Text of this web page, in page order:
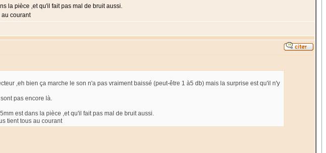
la pièce ,et qu'il fait pas mal de bruit aussi.
au courant
,eh bien ça marche le son n'a pas vraiment baissé (peut-être 1 à5 db) mais la surprise est qu'il n'y
pas encore là.
est dans la pièce ,et qu'il fait pas mal de bruit aussi.
tient tous au courant